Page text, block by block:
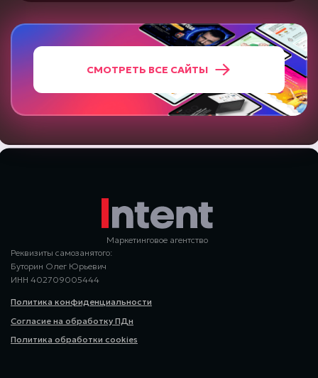
СМОТРЕТЬ ВСЕ САЙТЫ
Маркетинговое агентство
Реквизиты самозанятого:
Буторин Олег Юрьевич
ИНН 402709005444
Политика конфиденциальности
Согласие на обработку ПДн
Политика обработки cookies